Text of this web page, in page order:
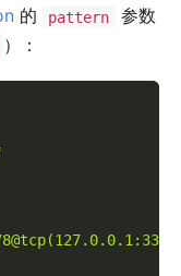
的 pattern
参数
）：